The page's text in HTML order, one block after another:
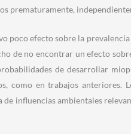
prematuramente,
poco efecto sobre la
de no encontrar un efecto
de desarrollar
como en trabajos anteriores.
de influencias ambientales